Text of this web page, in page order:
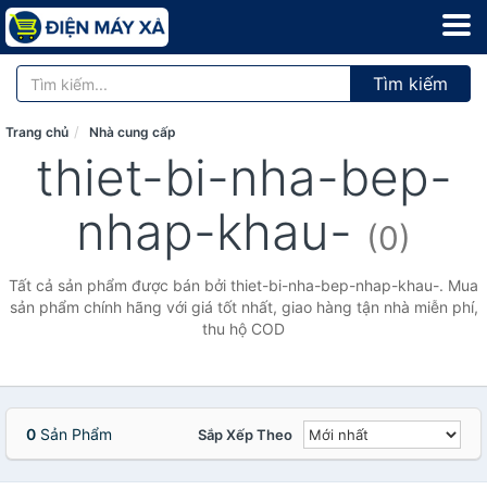
Tìm kiếm
Trang chủ Nhà cung cấp
thiet-bi-nha-bep-
nhap-khau- (0)
Tất cả sản phẩm được bán bởi thiet-bi-nha-bep-nhap-khau-. Mua
sản phẩm chính hãng với giá tốt nhất, giao hàng tận nhà miễn phí,
thu hộ COD
0 Sản Phẩm Sắp Xếp Theo